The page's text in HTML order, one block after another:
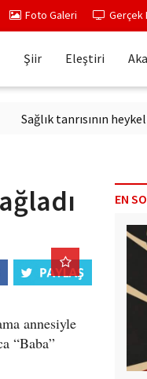
Foto Galeri Gerçek
Şiir Eleştiri
tanrısının heykeli
annesiyle
“Baba”
EN